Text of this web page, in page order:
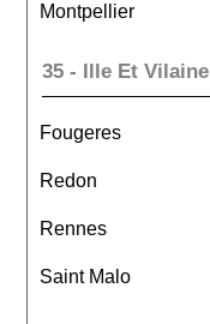
Montpellier
35 - Ille Et Vilaine
Fougeres
Redon
Rennes
Saint Malo